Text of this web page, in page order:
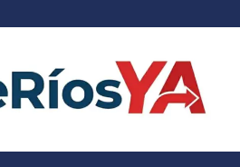
Ríos
ahora